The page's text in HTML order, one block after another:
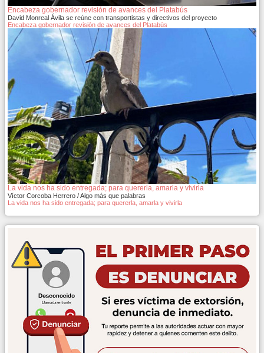
Encabeza gobernador revisión de avances del Platabús
David Monreal Ávila se reúne con transportistas y directivos del proyecto
Encabeza gobernador revisión de avances del Platabús
La vida nos ha sido entregada; para quererla, amarla y vivirla
Víctor Corcoba Herrero / Algo más que palabras
La vida nos ha sido entregada; para quererla, amarla y vivirla